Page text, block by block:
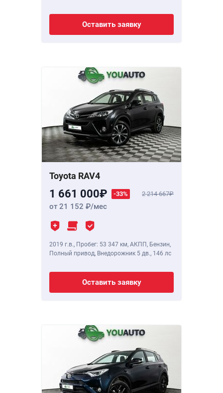
Оставить заявку
Toyota RAV4
1 661 000 -33% 2 214 667
от 21 152 /мес
2019 г.в., Пробег: 53 347 км, АКПП, Бензин,
Полный привод, Внедорожник 5 дв., 146 лс
Оставить заявку